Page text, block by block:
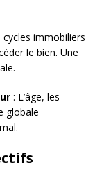
cycles immobiliers
le bien. Une
: L’âge, les
globale